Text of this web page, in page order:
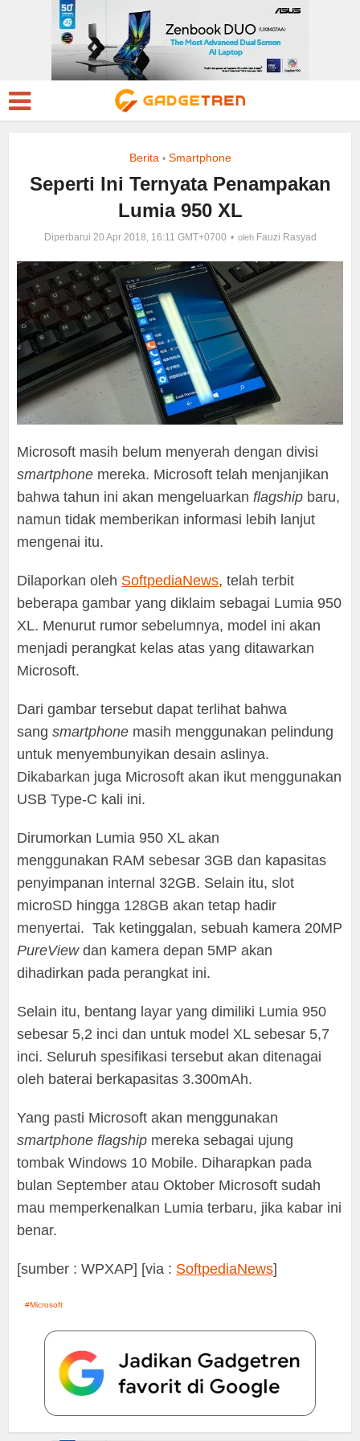
Berita • Smartphone
Seperti Ini Ternyata Penampakan
Lumia 950 XL
Diperbarui 20 Apr 2018, 16:11 GMT+0700 oleh Fauzi Rasyad
Microsoft masih belum menyerah dengan divisi
smartphone mereka. Microsoft telah menjanjikan
bahwa tahun ini akan mengeluarkan flagship baru,
namun tidak memberikan informasi lebih lanjut
mengenai itu.
Dilaporkan oleh SoftpediaNews, telah terbit
beberapa gambar yang diklaim sebagai Lumia 950
XL. Menurut rumor sebelumnya, model ini akan
menjadi perangkat kelas atas yang ditawarkan
Microsoft.
Dari gambar tersebut dapat terlihat bahwa
sangsmartphone masih menggunakan pelindung
untuk menyembunyikan desain aslinya.
Dikabarkan juga Microsoft akan ikut menggunakan
USB Type-C kali ini.
Dirumorkan Lumia 950 XL akan
menggunakan RAM sebesar 3GB dan kapasitas
penyimpanan internal 32GB. Selain itu, slot
microSD hingga 128GB akan tetap hadir
menyertai. Tak ketinggalan, sebuah kamera 20MP
PureViewdan kamera depan 5MP akan
dihadirkan pada perangkat ini.
Selain itu, bentang layar yang dimiliki Lumia 950
sebesar 5,2 inci dan untuk model XL sebesar 5,7
inci. Seluruh spesifikasi tersebut akan ditenagai
oleh baterai berkapasitas 3.300mAh.
Yang pasti Microsoft akan menggunakan
smartphone flagship mereka sebagai ujung
tombak Windows 10 Mobile. Diharapkan pada
bulan September atau Oktober Microsoft sudah
mau memperkenalkan Lumia terbaru, jika kabar ini
benar.
[sumber : WPXAP] [via : SoftpediaNews]
Microsoft